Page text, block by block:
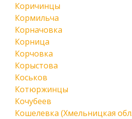
Коричинцы
Кормильча
Корначовка
Корница
Корчовка
Корыстова
Коськов
Котюржинцы
Кочубеев
Кошелевка (Хмельницкая